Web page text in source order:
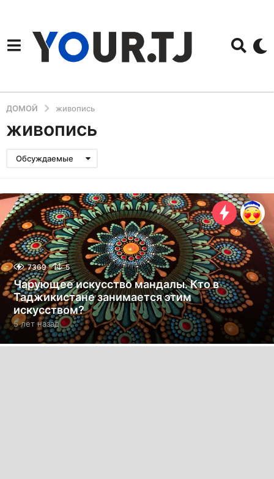
ДОМОЙ живопись
живопись
Обсуждаемые
7369 5
Чарующее искусство мандалы. Кто в
Таджикистане занимается этим
искусством?
5 лет назад5
л
е